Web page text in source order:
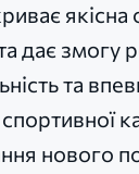
дає змогу
та
нового